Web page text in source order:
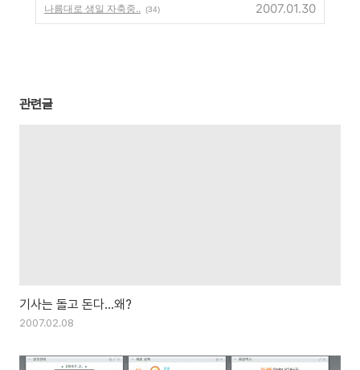
나름대로 생일 자축중.. (34) 2007.01.30
관련글
기사는 돌고 돈다...왜?
2007.02.08